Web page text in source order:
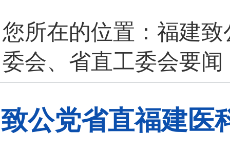
您所在的位置： 福建致
委会、省直工委会要闻
致公党省直福建医